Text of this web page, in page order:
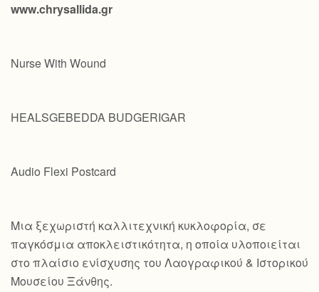
www.chrysallida.gr
Nurse With Wound
HEALSGEBEDDA BUDGERIGAR
Audio Flexi Postcard
Mια ξεχωριστή καλλιτεχνική κυκλοφορία, σε
παγκόσμια αποκλειστικότητα, η οποία υλοποιείται
στο πλαίσιο ενίσχυσης του Λαογραφικού & Ιστορικού
Μουσείου Ξάνθης.